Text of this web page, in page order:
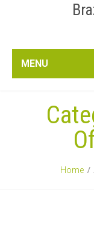
MENU
Home